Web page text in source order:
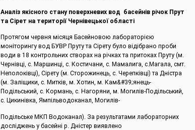
Аналіз якісного стану поверхневих вод басейнів річок Прут
та Сірет на території Чернівецької області
Протягом червня місяця Басейновою лабораторією
моніторингу вод БУВР Пруту та Сірету було відібрано проби
води в 18 контрольних створах на річках та притоках Пруту (м.
Чернівці, c. Маршинці, с. Костичани, с. Мамалига, с.Магала, смт.
Неполоківці), Сірету (м. Сторожинець, с. Черепківці) та Дністра
(м. Заліщики, с. Митків, м. Хотин, м. Кам&#39;янець-
Подільський, с. Кормань, с. Нагоряни, м. Могилів-Подільський,
с. Цикинівка, Ямпільводоканал, Могилів-
Подільське МКП Водоканал). За результатами лабораторних
досліджень у басейні р. Дністер виявлено